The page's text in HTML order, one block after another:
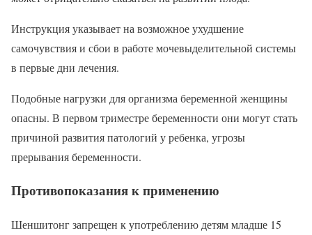
Инструкция указывает на возможное ухудшение
самочувствия и сбои в работе мочевыделительной системы
в первые дни лечения.
Подобные нагрузки для организма беременной женщины
опасны. В первом триместре беременности они могут стать
причиной развития патологий у ребенка, угрозы
прерывания беременности.
Противопоказания к применению
Шеншитонг запрещен к употреблению детям младше 15